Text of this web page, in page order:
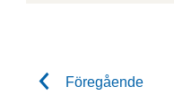
Föregående